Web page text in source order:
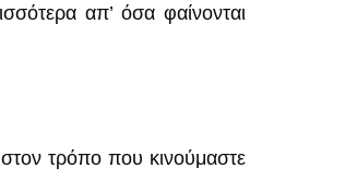
απ’ όσα φαίνονται
τρόπο που κινούμαστε